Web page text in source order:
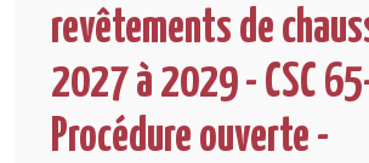
revêtements de
2027 à 2029 - CSC
Procédure ouverte -